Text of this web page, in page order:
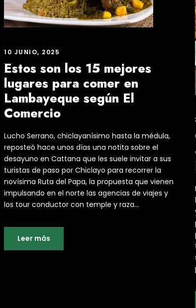
10 JUNIO, 2025
Estos son los 15 mejores
lugares para comer en
Lambayeque según El
Comercio
Lucho Serrano, chiclayanísimo hasta la médula,
reposteó hace unos días una notita sobre el
desayuno en Cattana que les suele invitar a sus
turistas de paso por Chiclayo para recorrer la
novísima Ruta del Papa, la propuesta que vienen
impulsando en el norte las agencias de viajes y
los tour conductor con temple y raza...
Leer más